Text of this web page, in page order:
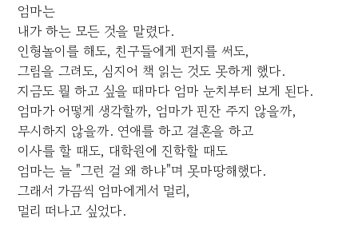
엄마는
내가 하는 모든 것을 말렸다.
인형놀이를 해도, 친구들에게 편지를 써도,
그림을 그려도, 심지어 책 읽는 것도 못하게 했다.
지금도 뭘 하고 싶을 때마다 엄마 눈치부터 보게 된다.
엄마가 어떻게 생각할까, 엄마가 핀잔 주지 않을까,
무시하지 않을까. 연애를 하고 결혼을 하고
이사를 할 때도, 대학원에 진학할 때도
엄마는 늘 "그런 걸 왜 하냐"며 못마땅해했다.
그래서 가끔씩 엄마에게서 멀리,
멀리 떠나고 싶었다.